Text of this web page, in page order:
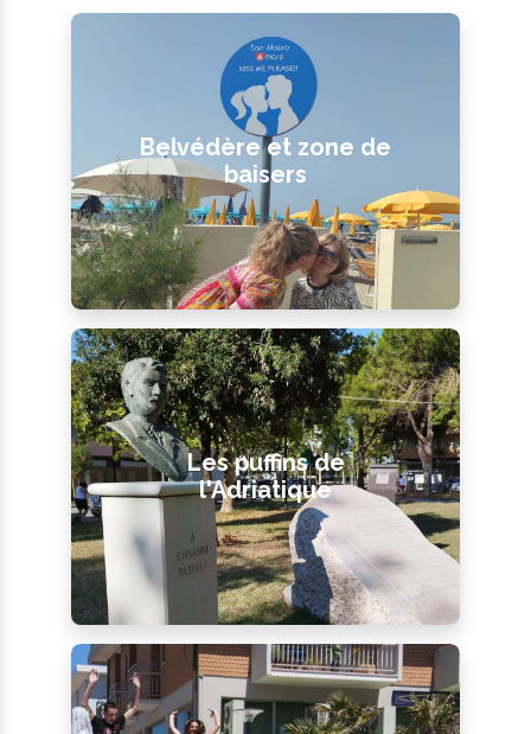
Belvédère et zone de
baisers
Les puffins de
l'Adriatique